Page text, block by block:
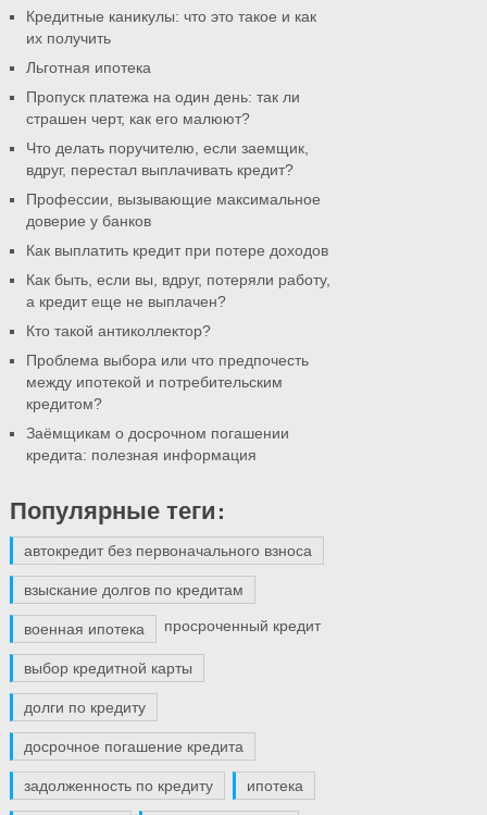
Кредитные каникулы: что это такое и как
их получить
Льготная ипотека
Пропуск платежа на один день: так ли
страшен черт, как его малюют?
Что делать поручителю, если заемщик,
вдруг, перестал выплачивать кредит?
Профессии, вызывающие максимальное
доверие у банков
Как выплатить кредит при потере доходов
Как быть, если вы, вдруг, потеряли работу,
а кредит еще не выплачен?
Кто такой антиколлектор?
Проблема выбора или что предпочесть
между ипотекой и потребительским
кредитом?
Заёмщикам о досрочном погашении
кредита: полезная информация
Популярные теги:
автокредит без первоначального взноса
взыскание долгов по кредитам
военная ипотека
выбор кредитной карты
долги по кредиту
досрочное погашение кредита
задолженность по кредиту ипотека
просроченный кредит